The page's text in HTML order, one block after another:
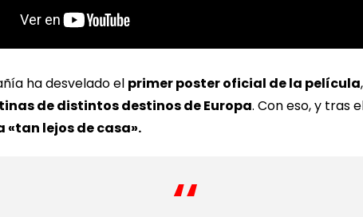
ha desvelado el primer poster oficial de la película
de distintos destinos de Europa. Con eso, y tras
«tan lejos de casa».